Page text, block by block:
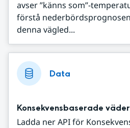
avser ”känns som”-
förstå
denna vägled...
Data
Konsekvensbaserade
Ladda ner API för